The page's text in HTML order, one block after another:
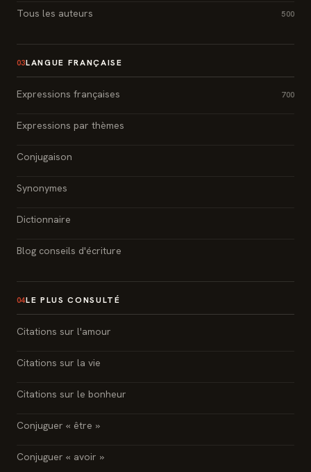
Tous les auteurs 500
03LANGUE FRANÇAISE
Expressions françaises 700
Expressions par thèmes
Conjugaison
Synonymes
Dictionnaire
Blog conseils d'écriture
04LE PLUS CONSULTÉ
Citations sur l'amour
Citations sur la vie
Citations sur le bonheur
Conjuguer « être »
Conjuguer « avoir »